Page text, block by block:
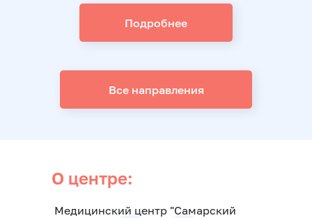
Подробнее
Все направления
О центре:
Медицинский центр "Самарский